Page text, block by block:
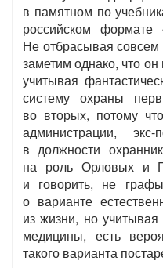
в памятном по
российском формате
Не отбрасывая совсем
заметим однако, что
учитывая
систему охраны
во вторых, потому
администрации,
в должности
на роль Орловых и
и говорить, не
о варианте
из жизни, но
медицины, есть
такого варианта